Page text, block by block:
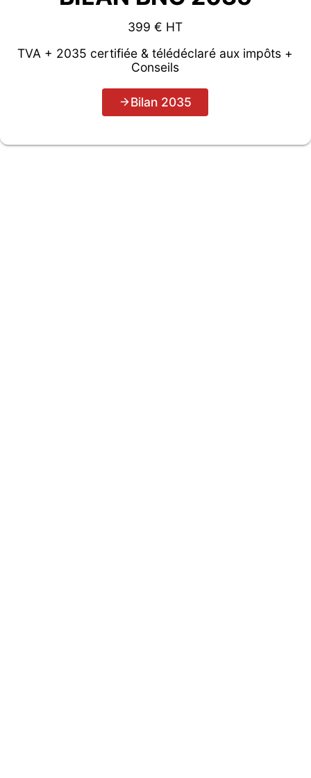
399 € HT
TVA + 2035 certifiée & télédéclaré aux impôts +
Conseils
Bilan 2035